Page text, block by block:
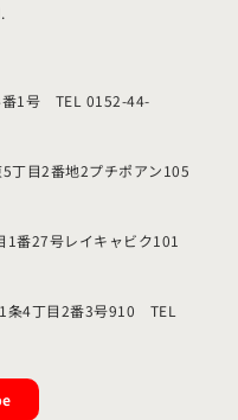
番1号 TEL 0152-44-
丁目2番地2プチポアン105
番27号レイキャビク101
条4丁目2番3号910 TEL